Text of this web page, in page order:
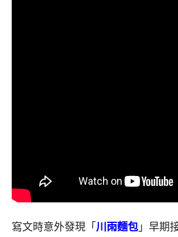
寫文時意外發現「 川雨麵包 」早期